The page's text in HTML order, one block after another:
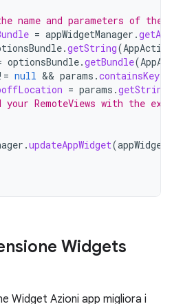
name and parameters of
= appWidgetManager .
.getString(
optionsBundle.getBundle(
!= null && params .containsKey
= params .getString
RemoteViews with the
.updateAppWidget(
Widgets
Widget Azioni app migliora i